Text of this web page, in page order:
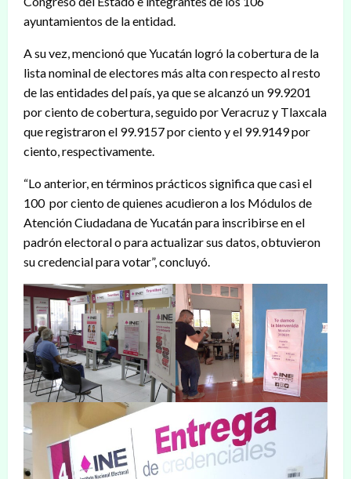
ayuntamientos de la entidad.
A su vez, mencionó que Yucatán logró la cobertura de la
lista nominal de electores más alta con respecto al resto
de las entidades del país, ya que se alcanzó un 99.9201
por ciento de cobertura, seguido por Veracruz y Tlaxcala
que registraron el 99.9157 por ciento y el 99.9149 por
ciento, respectivamente.
“Lo anterior, en términos prácticos significa que casi el
100 por ciento de quienes acudieron a los Módulos de
Atención Ciudadana de Yucatán para inscribirse en el
padrón electoral o para actualizar sus datos, obtuvieron
su credencial para votar”, concluyó.